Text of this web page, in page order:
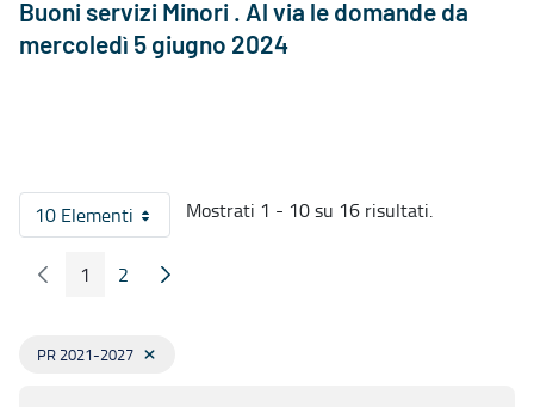
Buoni servizi Minori . Al via le domande da
mercoledì 5 giugno 2024
10 ElementiPer pagina
Mostrati 1 - 10 su 16 risultati.
Pagina Precedente
Pagina
1 Pagina
2 Pagina Seguente
PR 2021-2027